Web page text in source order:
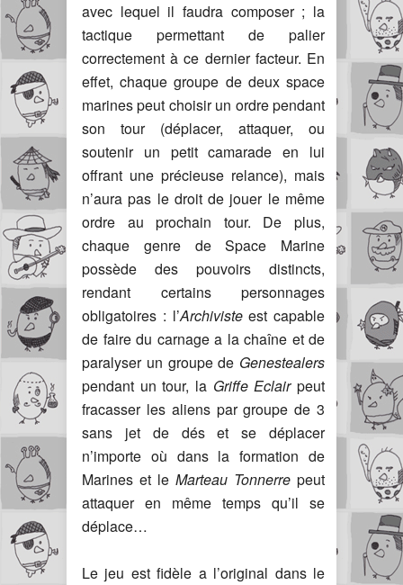
avec lequel il faudra composer ; la
tactique permettant de palier
correctement à ce dernier facteur. En
effet, chaque groupe de deux space
marines peut choisir un ordre pendant
son tour (déplacer, attaquer, ou
soutenir un petit camarade en lui
offrant une précieuse relance), mais
n’aura pas le droit de jouer le même
ordre au prochain tour. De plus,
chaque genre de Space Marine
possède des pouvoirs distincts,
rendant certains personnages
obligatoires : l’Archivisteest capable
de faire du carnage a la chaîne et de
paralyser un groupe de Genestealers
pendant un tour, la Griffe Eclairpeut
fracasser les aliens par groupe de 3
sans jet de dés et se déplacer
n’importe où dans la formation de
Marines et le Marteau Tonnerre peut
attaquer en même temps qu’il se
déplace…
Le jeu est fidèle a l’original dans le